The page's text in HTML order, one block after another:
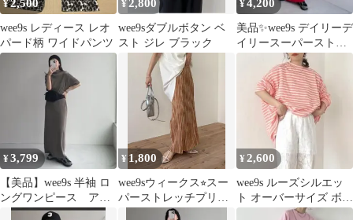
¥2,500
wee9s レディース レオ
パード柄 ワイドパンツ
¥2,800
wee9sダブルボタン ベ
スト ジレ ブラック
¥4,200
美品✨wee9s デイリーデ
イリースーパーストレ
ッチプリーツワンピー
ス◆8459
¥3,799
【美品】wee9s 半袖 ロ
ングワンピース アッ
シュグレー
¥ 1,800
wee9sウィークス⭐︎スー
パーストレッチプリー
ツスカート オレンジ
¥2,600
wee9s ルーズシルエッ
ト オーバーサイズ ボー
ダー ロングスリーブテ